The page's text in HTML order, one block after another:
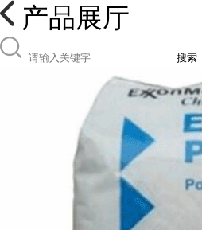
产品展厅
搜索